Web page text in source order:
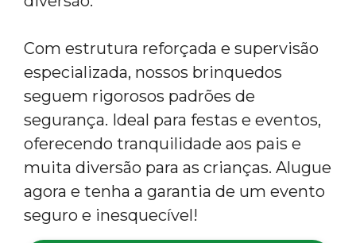
Com estrutura reforçada e supervisão
especializada, nossos brinquedos
seguem rigorosos padrões de
segurança. Ideal para festas e eventos,
oferecendo tranquilidade aos pais e
muita diversão para as crianças. Alugue
agora e tenha a garantia de um evento
seguro e inesquecível!